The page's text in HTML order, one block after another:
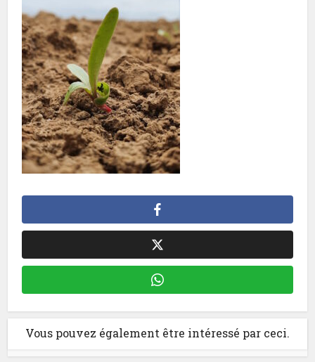
Vous pouvez également être intéressé par ceci.